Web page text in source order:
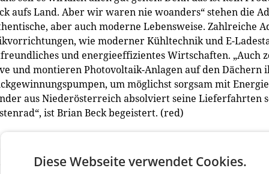
aufs Land. Aber wir waren nie woanders“ stehen die
aber auch moderne Lebensweise. Zahlreiche
wie moderner Kühltechnik und E-
und energieeffizientes Wirtschaften. „Auch
und montieren Photovoltaik-Anlagen auf den Dächern
um möglichst sorgsam mit
aus Niederösterreich absolviert seine Lieferfahrten
ist Brian Beck begeistert. (red)
Diese Webseite verwendet Cookies.